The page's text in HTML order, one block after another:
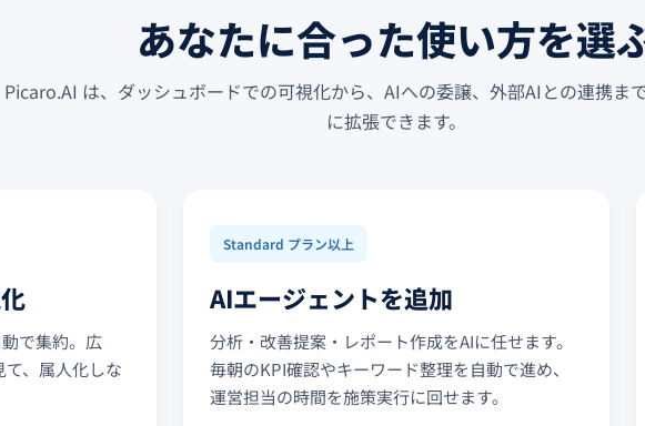
あなたに合った使い方を選
Picaro.AI は、ダッシュボードでの可視化から、AIへの委譲、外部AIとの連携ま
に拡張できます。
で集約。広
、属人化しな
Standard プラン以上
AIエージェントを追加
分析・改善提案・レポート作成をAIに任せます。
毎朝のKPI確認やキーワード整理を自動で進め、
運営担当の時間を施策実行に回せます。